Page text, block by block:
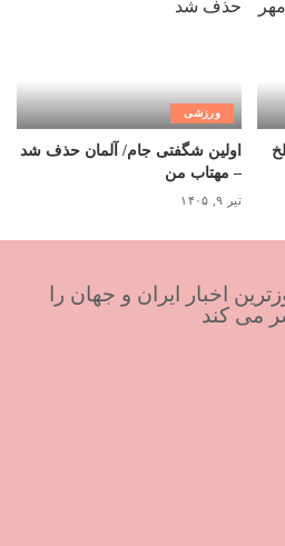
ورزشی
اولین شگفتی جام/ آلمان حذف شد
– مهتاب من
تیر ۹, ۱۴۰۵
اخبار ایران و جهان را
می کند